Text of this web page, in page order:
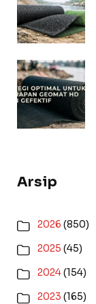
Arsip
2026 (850)
2025 (45)
2024(154)
2023 (165)